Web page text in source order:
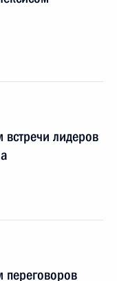
встречи лидеров
переговоров